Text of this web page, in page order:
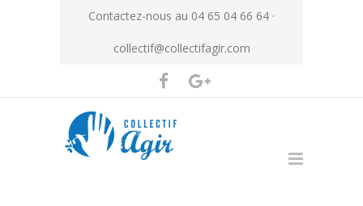
Contactez-nous au 04 65 04 66 64 ·
collectif@collectifagir.com